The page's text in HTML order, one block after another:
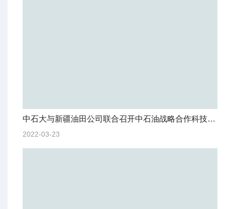
中石大与新疆油田公司联合召开中石油战略合作科技专项2021年度工作总结交流会
2022-03-23